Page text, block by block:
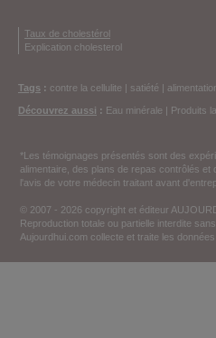
Taux de cholestérol
Explication cholesterol
Tags : contre la cellulite | satiété |
Découvrez aussi : Eau minérale | Produits
*Les témoignages présentés sont des
alimentaire, des plans de repas contrôlés
l'avis de votre médecin traitant avant
© 2007 - 2026 copyright et éditeur
Reproduction totale ou partielle interdite
Aujourdhui.com collecte et traite les